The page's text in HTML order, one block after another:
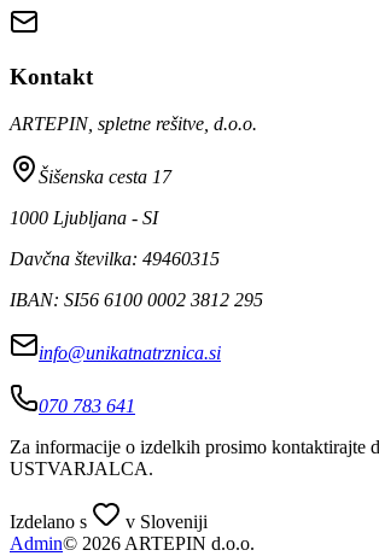
Kontakt
ARTEPIN, spletne rešitve, d.o.o.
Šišenska cesta 17
1000 Ljubljana - SI
Davčna številka: 49460315
IBAN: SI56 6100 0002 3812 295
info@unikatnatrznica.si
070 783 641
Za informacije o izdelkih prosimo kontaktirajte
USTVARJALCA.
Izdelano s
v Sloveniji
Admin© 2026 ARTEPIN d.o.o.